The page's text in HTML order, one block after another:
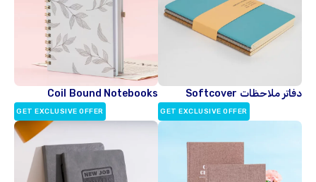
دفاتر ملاحظات Softcover
GET EXCLUSIVE OFFER
Coil Bound Notebooks
GET EXCLUSIVE OFFER